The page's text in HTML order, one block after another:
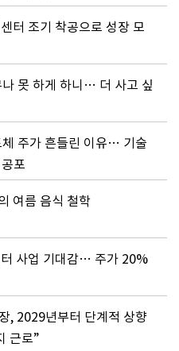
터 조기 착공으로 성장 모
못 하게 하니… 더 사고 싶
주가 흔들린 이유… 기술
포
여름 음식 철학
사업 기대감… 주가 20%
, 2029년부터 단계적 상향
근로”